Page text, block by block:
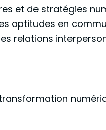
et de stratégies
aptitudes en
relations